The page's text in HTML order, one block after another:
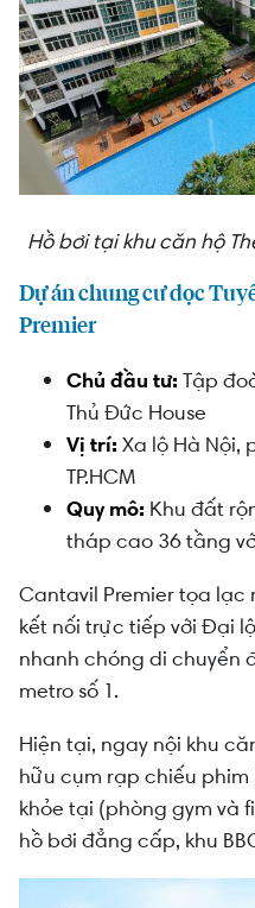
Hồ bơi tại khu căn hộ
Dự án chung cư dọc
Premier
Chủ đầu tư: Tập
Thủ Đức House
Vị trí: Xa lộ Hà Nội,
TP.HCM
Quy mô: Khu đất
tháp cao 36 tầng
Cantavil Premier tọa lạc
kết nối trực tiếp với Đại
nhanh chóng di chuyển
metro số 1.
Hiện tại, ngay nội khu
hữu cụm rạp chiếu phim
khỏe tại (phòng gym và
hồ bơi đẳng cấp, khu